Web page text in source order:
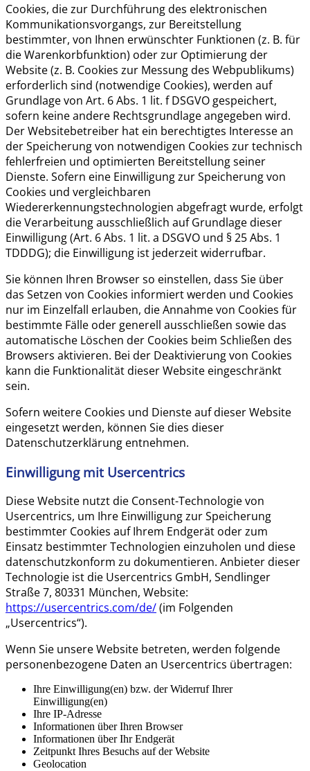
Cookies, die zur Durchführung des elektronischen
Kommunikationsvorgangs, zur Bereitstellung
bestimmter, von Ihnen erwünschter Funktionen (z. B. für
die Warenkorbfunktion) oder zur Optimierung der
Website (z. B. Cookies zur Messung des Webpublikums)
erforderlich sind (notwendige Cookies), werden auf
Grundlage von Art. 6 Abs. 1 lit. f DSGVO gespeichert,
sofern keine andere Rechtsgrundlage angegeben wird.
Der Websitebetreiber hat ein berechtigtes Interesse an
der Speicherung von notwendigen Cookies zur technisch
fehlerfreien und optimierten Bereitstellung seiner
Dienste. Sofern eine Einwilligung zur Speicherung von
Cookies und vergleichbaren
Wiedererkennungstechnologien abgefragt wurde, erfolgt
die Verarbeitung ausschließlich auf Grundlage dieser
Einwilligung (Art. 6 Abs. 1 lit. a DSGVO und § 25 Abs. 1
TDDDG); die Einwilligung ist jederzeit widerrufbar.
Sie können Ihren Browser so einstellen, dass Sie über
das Setzen von Cookies informiert werden und Cookies
nur im Einzelfall erlauben, die Annahme von Cookies für
bestimmte Fälle oder generell ausschließen sowie das
automatische Löschen der Cookies beim Schließen des
Browsers aktivieren. Bei der Deaktivierung von Cookies
kann die Funktionalität dieser Website eingeschränkt
sein.
Sofern weitere Cookies und Dienste auf dieser Website
eingesetzt werden, können Sie dies dieser
Datenschutzerklärung entnehmen.
Einwilligung mit Usercentrics
Diese Website nutzt die Consent-Technologie von
Usercentrics, um Ihre Einwilligung zur Speicherung
bestimmter Cookies auf Ihrem Endgerät oder zum
Einsatz bestimmter Technologien einzuholen und diese
datenschutzkonform zu dokumentieren. Anbieter dieser
Technologie ist die Usercentrics GmbH, Sendlinger
Straße 7, 80331 München, Website:
https://usercentrics.com/de/(im Folgenden
„Usercentrics“).
Wenn Sie unsere Website betreten, werden folgende
personenbezogene Daten an Usercentrics übertragen:
Ihre Einwilligung(en) bzw. der Widerruf Ihrer
Einwilligung(en)
Ihre IP-Adresse
Informationen über Ihren Browser
Informationen über Ihr Endgerät
Zeitpunkt Ihres Besuchs auf der Website
Geolocation